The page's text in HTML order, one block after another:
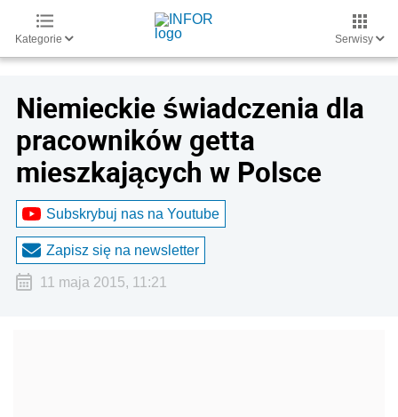
Kategorie Serwisy
Niemieckie świadczenia dla
pracowników getta
mieszkających w Polsce
Subskrybuj nas na Youtube
Zapisz się na newsletter
11 maja 2015, 11:21